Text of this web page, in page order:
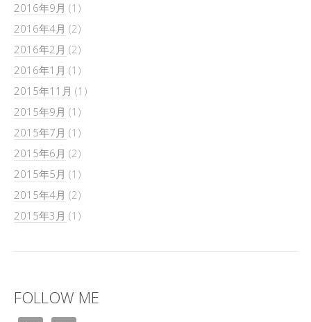
2016年9月 (1)
2016年4月 (2)
2016年2月 (2)
2016年1月 (1)
2015年11月 (1)
2015年9月 (1)
2015年7月 (1)
2015年6月 (2)
2015年5月 (1)
2015年4月 (2)
2015年3月 (1)
FOLLOW ME